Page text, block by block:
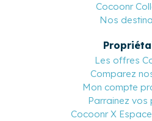
Cocoonr
Nos
Les offres
Comparez
Mon compte
Parrainez vos
Cocoonr X